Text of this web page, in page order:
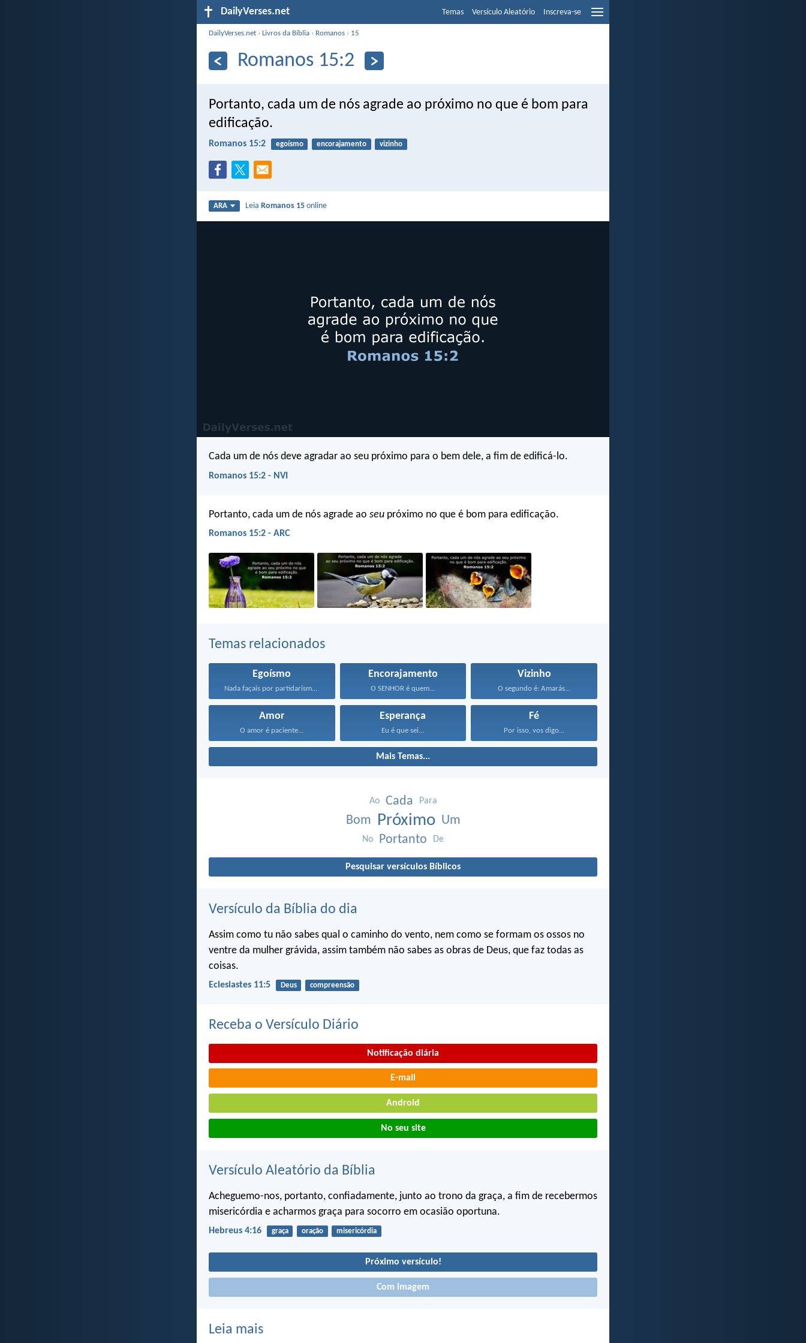
DailyVerses.net Temas Versículo Aleatório Inscreva-se
DailyVerses.net ›Livros da Bíblia › Romanos › 15
Romanos 15:2
Portanto, cada um de nós agrade ao próximo no que é bom para
edificação.
Romanos 15:2 egoísmo encorajamento vizinho
ARA LeiaRomanos 15 online
Cada um de nós deve agradar ao seu próximo para o bem dele, a fim de edificá-lo.
Romanos 15:2 - NVI
Portanto, cada um de nós agrade ao seu próximo no que é bom para edificação.
Romanos 15:2 - ARC
Temas relacionados
Egoísmo
Nada façais por partidarismo...
Encorajamento
O SENHOR é quem...
Vizinho
O segundo é: Amarás...
Amor
O amor é paciente...
Esperança
Eu é que sei...
Fé
Por isso, vos digo...
Mais Temas...
Ao Cada Para
Bom Próximo Um
No Portanto De
Pesquisar versículos Bíblicos
Versículo da Bíblia do dia
Assim como tu não sabes qual o caminho do vento, nem como se formam os ossos no
ventre da mulher grávida, assim também não sabes as obras de Deus, que faz todas as
coisas.
Eclesiastes 11:5 Deus compreensão
Receba o Versículo Diário
Notificação diária
E-mail
Android
No seu site
Versículo Aleatório da Bíblia
Acheguemo-nos, portanto, confiadamente, junto ao trono da graça, a fim de recebermos
misericórdia e acharmos graça para socorro em ocasião oportuna.
Hebreus 4:16 graça oração misericórdia
Próximo versículo!
Com imagem
Leia mais